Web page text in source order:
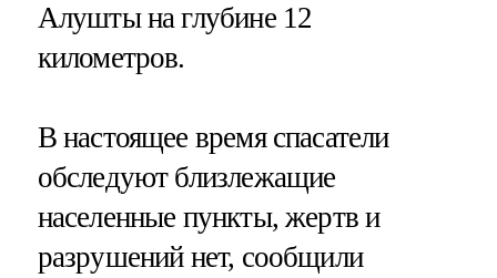
Алушты на глубине 12
километров.
В настоящее время спасатели
обследуют близлежащие
населенные пункты, жертв и
разрушений нет, сообщили